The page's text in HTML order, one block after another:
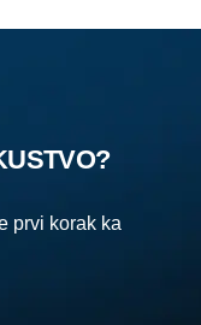
prvi korak ka